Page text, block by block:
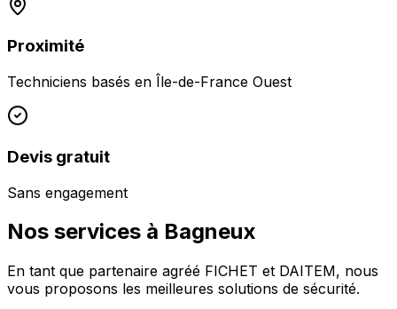
Proximité
Techniciens basés en Île-de-France Ouest
Devis gratuit
Sans engagement
Nos services à Bagneux
En tant que partenaire agréé FICHET et DAITEM, nous
vous proposons les meilleures solutions de sécurité.